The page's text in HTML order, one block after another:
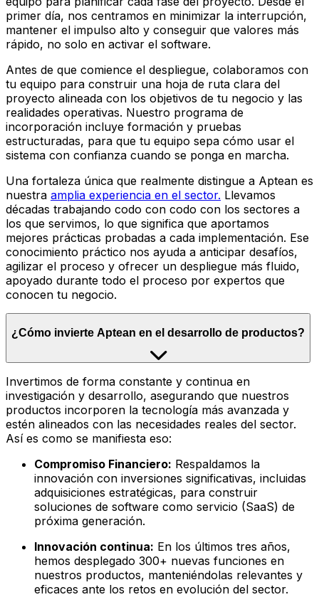
primer día, nos centramos en minimizar la interrupción,
mantener el impulso alto y conseguir que valores más
rápido, no solo en activar el software.
Antes de que comience el despliegue, colaboramos con
tu equipo para construir una hoja de ruta clara del
proyecto alineada con los objetivos de tu negocio y las
realidades operativas. Nuestro programa de
incorporación incluye formación y pruebas
estructuradas, para que tu equipo sepa cómo usar el
sistema con confianza cuando se ponga en marcha.
Una fortaleza única que realmente distingue a Aptean es
nuestra amplia experiencia en el sector. Llevamos
décadas trabajando codo con codo con los sectores a
los que servimos, lo que significa que aportamos
mejores prácticas probadas a cada implementación. Ese
conocimiento práctico nos ayuda a anticipar desafíos,
agilizar el proceso y ofrecer un despliegue más fluido,
apoyado durante todo el proceso por expertos que
conocen tu negocio.
¿Cómo invierte Aptean en el desarrollo de productos?
Invertimos de forma constante y continua en
investigación y desarrollo, asegurando que nuestros
productos incorporen la tecnología más avanzada y
estén alineados con las necesidades reales del sector.
Así es como se manifiesta eso:
Compromiso Financiero: Respaldamos la
innovación con inversiones significativas, incluidas
adquisiciones estratégicas, para construir
soluciones de software como servicio (SaaS) de
próxima generación.
Innovación continua: En los últimos tres años,
hemos desplegado 300+ nuevas funciones en
nuestros productos, manteniéndolas relevantes y
eficaces ante los retos en evolución del sector.